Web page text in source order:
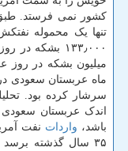
کشور نمی فرستد. طبق
تنها یک محموله
میلیون بشکه در روز
ماه عربستان سعودی
سرشار کرده بود.
اندک عربستان سعودی
باشد، واردات نفت
۳۵ سال گذشته برسد که این به بازیابی توازن